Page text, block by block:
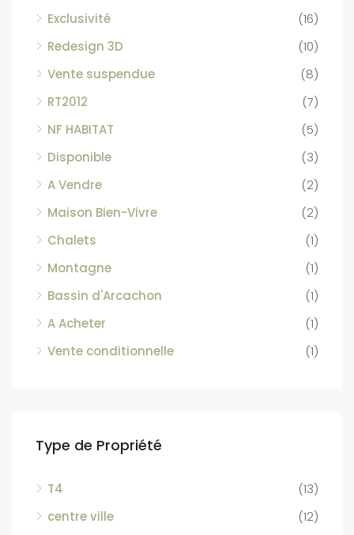
Exclusivité
(16)
Redesign 3D
(10)
Vente suspendue
(8)
RT2012
(7)
NF HABITAT
(5)
Disponible
(3)
A Vendre
(2)
Maison Bien-Vivre
(2)
Chalets
(1)
Montagne
(1)
Bassin d'Arcachon
(1)
A Acheter
(1)
Vente conditionnelle
(1)
Type de Propriété
T4
(13)
centre ville
(12)